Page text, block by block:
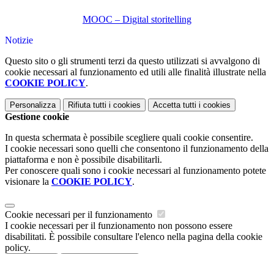
MOOC – Digital storitelling
Notizie
Questo sito o gli strumenti terzi da questo utilizzati si avvalgono di
cookie necessari al funzionamento ed utili alle finalità illustrate nella
COOKIE POLICY.
Personalizza Rifiuta tutti i cookies Accetta tutti i cookies
Gestione cookie
In questa schermata è possibile scegliere quali cookie consentire.
I cookie necessari sono quelli che consentono il funzionamento della
piattaforma e non è possibile disabilitarli.
Per conoscere quali sono i cookie necessari al funzionamento potete
visionare la COOKIE POLICY.
Cookie necessari per il funzionamento
I cookie necessari per il funzionamento non possono essere
disabilitati. È possibile consultare l'elenco nella pagina della cookie
policy.